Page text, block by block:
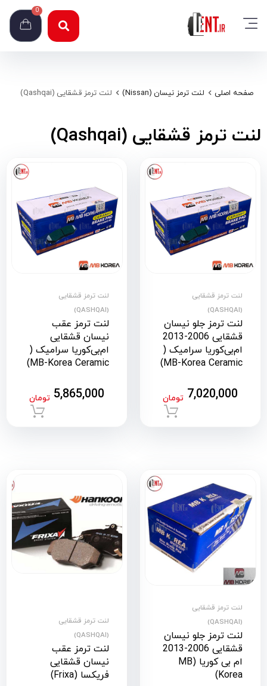
0
صفحه اصلی لنت ترمز نیسان (Nissan) لنت ترمز قشقایی (Qashqai)
لنت ترمز قشقایی (Qashqai)
لنت ترمز قشقایی
(QASHQAI)
لنت ترمز جلو نیسان
قشقایی 2006-2013
ام‌بی‌کوریا سرامیک (
MB-Korea Ceramic)
7,020,000 تومان
لنت ترمز قشقایی
(QASHQAI)
لنت ترمز عقب
نیسان قشقایی
ام‌بی‌کوریا سرامیک (
MB-Korea Ceramic)
5,865,000 تومان
لنت ترمز قشقایی
(QASHQAI)
لنت ترمز جلو نیسان
قشقایی 2006-2013
ام بی کوریا (MB
Korea)
لنت ترمز قشقایی
(QASHQAI)
لنت ترمز عقب
نیسان قشقایی
فریکسا (Frixa)